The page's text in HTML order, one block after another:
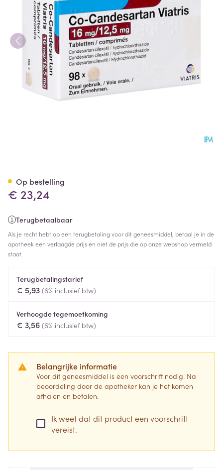
€ 23,24
Terugbetaalbaar
Als je recht hebt op een terugbetaling voor dit geneesmiddel, betaal je in de
apotheek een verlaagde prijs en niet de prijs die op onze webshop vermeld
staat.
Terugbetalingstarief
€ 5,93 (6% inclusief btw)
Verhoogde tegemoetkoming
€ 3,56 (6% inclusief btw)
Belangrijke informatie
Voor dit geneesmiddel is een voorschrift nodig. Na
beoordeling door de apotheker kan je het komen
afhalen en betalen.
Ik weet dat dit product een voorschrift
vereist.
Op bestelling